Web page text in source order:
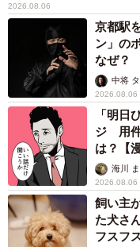
「ご飯やトイレ、ひな
い寝をしてくれてい
19歳の誕生日を目
完全室内飼いを徹底し
配慮。旅行などでの
が1日でも長く生きて
さん。
しかし、19歳の誕生
れを経験することと
2026.08.06
京都駅
ン」の
なぜ？
未熟」
中将
2026.08.06
「明日
ジ 用件
は？【
海川
2026.08.06
飼い主
た犬さ
フスフ